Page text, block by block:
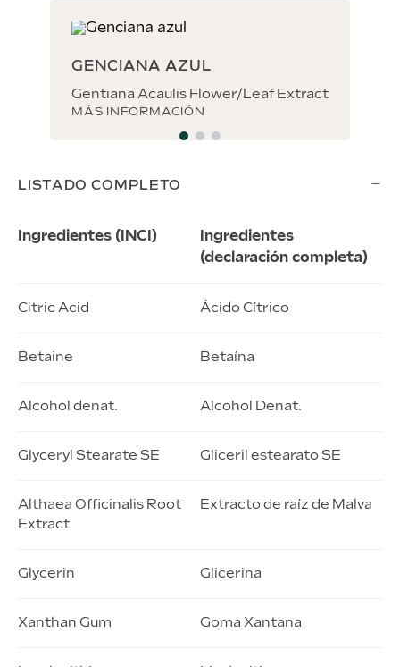
GENCIANA AZUL
Gentiana Acaulis Flower/Leaf Extract
MÁS INFORMACIÓN
LISTADO COMPLETO −
Ingredientes (INCI)
Ingredientes
(declaración completa)
Betaine Betaína
Citric Acid Ácido Cítrico
Glyceryl Stearate SE Gliceril estearato SE
Alcohol denat. Alcohol Denat.
Althaea Officinalis Root
Extract
Extracto de raíz de Malva
Xanthan Gum Goma Xantana
Glycerin Glicerina